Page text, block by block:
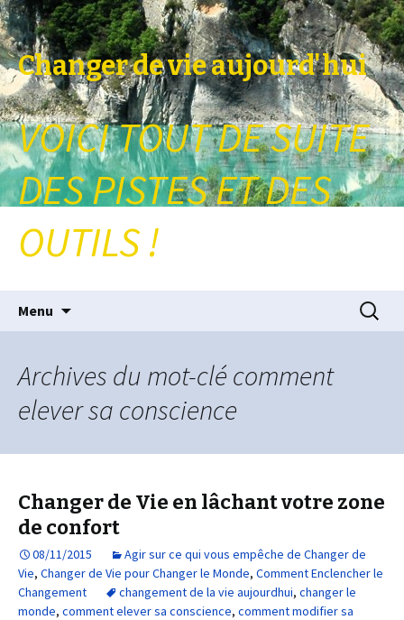
Changer de vie aujourd'hui
VOICI TOUT DE SUITE
DES PISTES ET DES
OUTILS !
Menu
Archives du mot-clé comment
elever sa conscience
Changer de Vie en lâchant votre zone
de confort
08/11/2015
Agir sur ce qui vous empêche de Changer de
Vie, Changer de Vie pour Changer le Monde, Comment Enclencher le
Changement
changement de la vie aujourdhui, changer le
monde, comment elever sa conscience, comment modifier sa